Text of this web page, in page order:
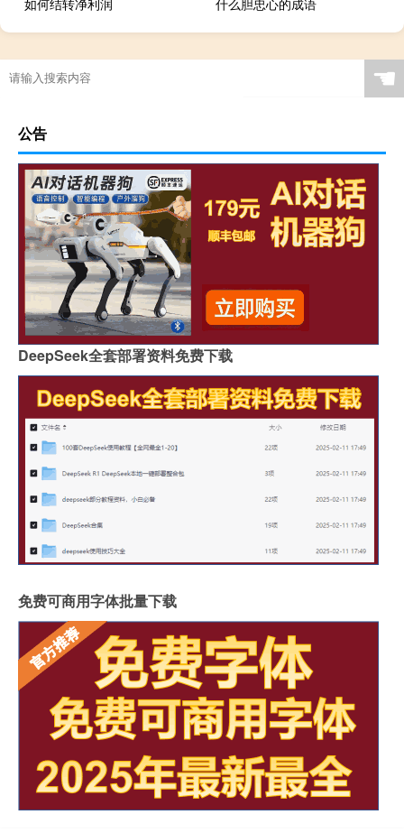
如何结转净利润 什么胆忠心的成语
☚
公告
DeepSeek全套部署资料免费下载
免费可商用字体批量下载